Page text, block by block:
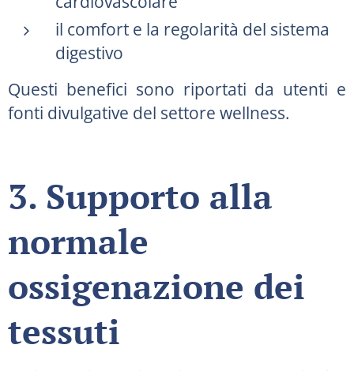
il comfort e la regolarità del sistema
digestivo
Questi benefici sono riportati da utenti e
fonti divulgative del settore wellness.
3. Supporto alla
normale
ossigenazione dei
tessuti